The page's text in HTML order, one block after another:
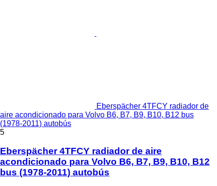
Eberspächer 4TFCY radiador de
aire acondicionado para Volvo B6, B7, B9, B10, B12 bus
(1978-2011) autobús
5
Eberspächer 4TFCY radiador de aire
acondicionado para Volvo B6, B7, B9, B10, B12
bus (1978-2011) autobús